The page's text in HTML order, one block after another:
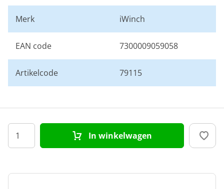
Merk iWinch
EAN code 7300009059058
Artikelcode 79115
In winkelwagen